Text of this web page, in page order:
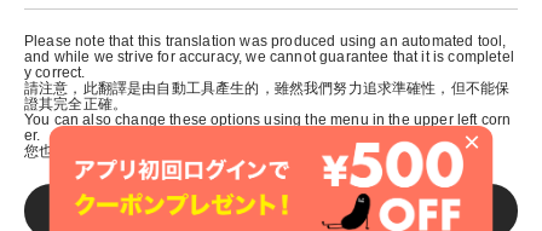
×
Please note that this translation was produced using an automated tool,
and while we strive for accuracy, we cannot guarantee that it is completel
y correct.
請注意，此翻譯是由自動工具產生的，雖然我們努力追求準確性，但不能保
證其完全正確。
You can also change these options using the menu in the upper left corn
er.
您也可以使用左上角的選單來更改這些選項。
SAVE